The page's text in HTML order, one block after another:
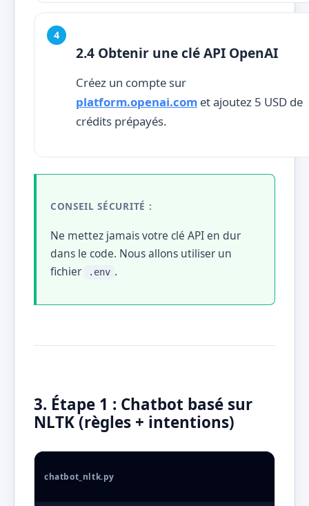
2.4 Obtenir une clé API OpenAI
Créez un compte sur
platform.openai.com et ajoutez 5 USD de
crédits prépayés.
CONSEIL SÉCURITÉ :
Ne mettez jamais votre clé API en dur
dans le code. Nous allons utiliser un
fichier
.env .
3. Étape 1 : Chatbot basé sur
NLTK (règles + intentions)
chatbot_nltk.py